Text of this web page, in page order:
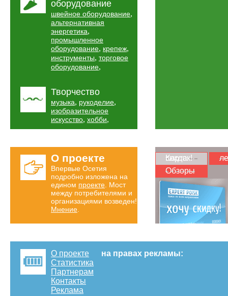
оборудование
швейное оборудование,
альтернативная
энергетика,
промышленное
оборудование, крепеж,
инструменты, торговое
оборудование,
Творчество
музыка, рукоделие,
изобразительное
искусство, хобби,
О проекте
Впервые Осетия
подробно изложена на
едином проекте . Мост
между потребителями и
организациями возведен!
Мнение
Карта скидок!
Обзоры
О проекте
Статистика
Партнерам
Контакты
Реклама
на правах рекламы: